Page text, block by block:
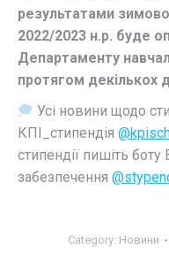
результатами
2022/2023 н.р. буде
Департаменту
протягом декількох
Усі новини щодо
КПІ_стипендія
стипендії пишіть боту
забезпечення
Category: Новини